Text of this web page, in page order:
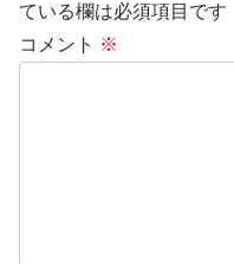
ている欄は必須項目です
コメント ※